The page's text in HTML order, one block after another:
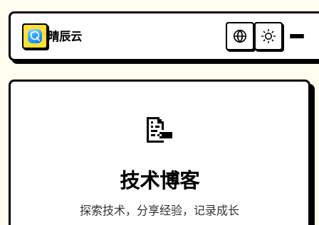
晴辰云
📝
技术博客
探索技术，分享经验，记录成长